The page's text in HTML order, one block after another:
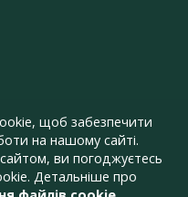
щоб забезпечити
на нашому сайті.
ви погоджуєтесь
Детальніше про